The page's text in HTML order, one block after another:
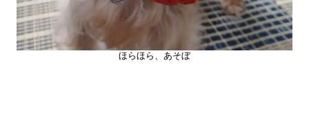
ほらほら、あそぼ